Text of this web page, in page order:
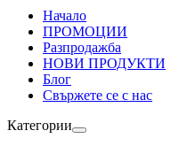
Начало
ПРОМОЦИИ
Разпродажба
НОВИ ПРОДУКТИ
Блог
Свържете се с нас
Категории